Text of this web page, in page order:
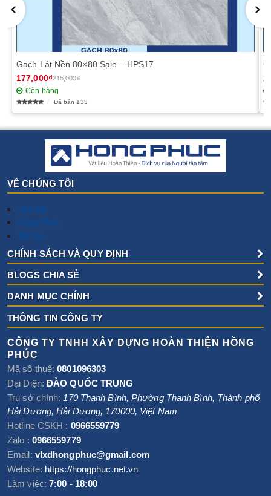
Gạch Lát Nền 80×80 Sale – HPS17
177,000₫215,000₫
Còn hàng
Đã bán 133
VỀ CHÚNG TÔI
Liên hệ
Hồng Phúc
Tin tức
CHÍNH SÁCH VÀ QUY ĐỊNH
BLOGS CHIA SẺ
DANH MỤC CHÍNH
THÔNG TIN CÔNG TY
CÔNG TY TNHH XÂY DỰNG HOÀN THIỆN HỒNG
PHÚC
Mã số thuế:0801096303
Đại Diện: ĐÀO QUỐC TRUNG
Trụ sở chính: 170 Thanh Bình, Phường Thanh Bình, Thành phố
Hải Dương,Hải Dương, 170000, Việt Nam
Hotline CSKH : 0966559779
Zalo : 0966559779
Email: vlxdhongphuc@gmail.com
Website: https://hongphuc.net.vn
Làm việc: 7:00 - 18:00